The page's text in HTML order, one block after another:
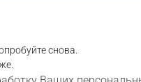
снова.